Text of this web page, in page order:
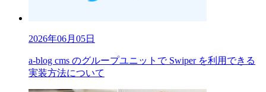
2026年06月05日
a-blog cms のグループユニットで Swiper を利用できる
実装方法について